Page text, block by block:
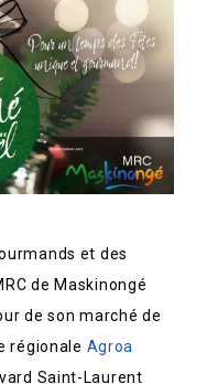
et des
de Maskinongé
de son marché de
régionale Agroa
Saint-Laurent